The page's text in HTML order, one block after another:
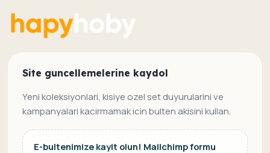
Site guncellemelerine kaydol
Yeni koleksiyonlari, kisiye ozel set duyurularini ve
kampanyalari kacirmamak icin bulten akisini kullan.
E-bultenimize kayit olun! Mailchimp formu